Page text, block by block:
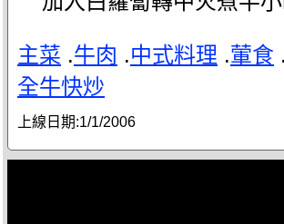
主菜 .牛肉 .中式料理 .葷食 .
全牛快炒
上線日期:1/1/2006